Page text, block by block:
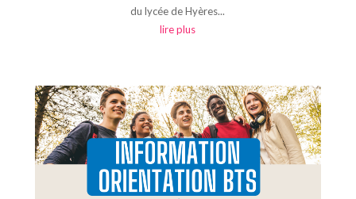
du lycée de Hyères...
lire plus